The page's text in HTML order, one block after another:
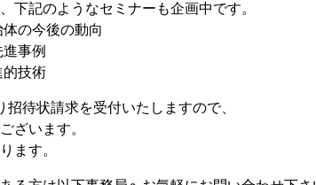
下記のようなセミナーも企画中です。
の今後の動向
事例
的技術
待状請求を受付いたしますので、
ざいます。
ます。